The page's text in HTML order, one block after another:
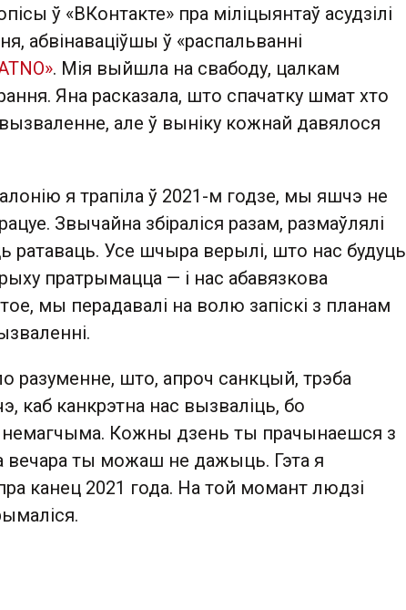
ў «ВКонтакте» пра міліцыянтаў асудзілі
абвінаваціўшы ў «распальванні
. Мія выйшла на свабоду, цалкам
Яна расказала, што спачатку шмат хто
але ў выніку кожнай давялося
я трапіла ў 2021-м годзе, мы яшчэ не
Звычайна збіраліся разам, размаўлялі
ратаваць. Усе шчыра верылі, што нас будуць
пратрымацца — і нас абавязкова
мы перадавалі на волю запіскі з планам
разуменне, што, апроч санкцый, трэба
каб канкрэтна нас вызваліць, бо
немагчыма. Кожны дзень ты прачынаешся з
вечара ты можаш не дажыць. Гэта я
канец 2021 года. На той момант людзі